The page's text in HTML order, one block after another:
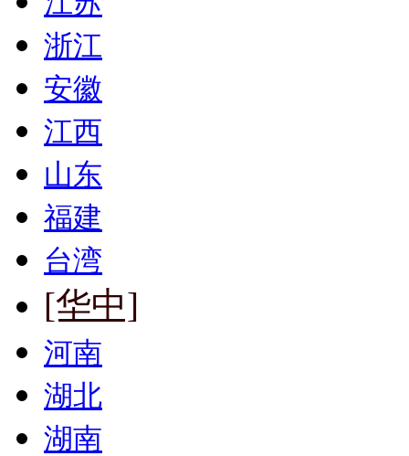
浙江
安徽
江西
山东
福建
台湾
[华中]
河南
湖北
湖南